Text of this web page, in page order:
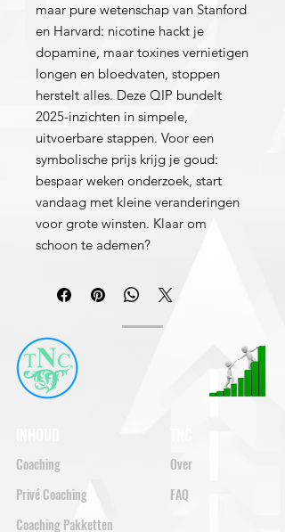
maar pure wetenschap van Stanford
en Harvard: nicotine hackt je
dopamine, maar toxines vernietigen
longen en bloedvaten, stoppen
herstelt alles. Deze QIP bundelt
2025-inzichten in simpele,
uitvoerbare stappen. Voor een
symbolische prijs krijg je goud:
bespaar weken onderzoek, start
vandaag met kleine veranderingen
voor grote winsten. Klaar om
schoon te ademen?
Coaching
Privé Coaching
Coaching Pakketten
Over
FAQ